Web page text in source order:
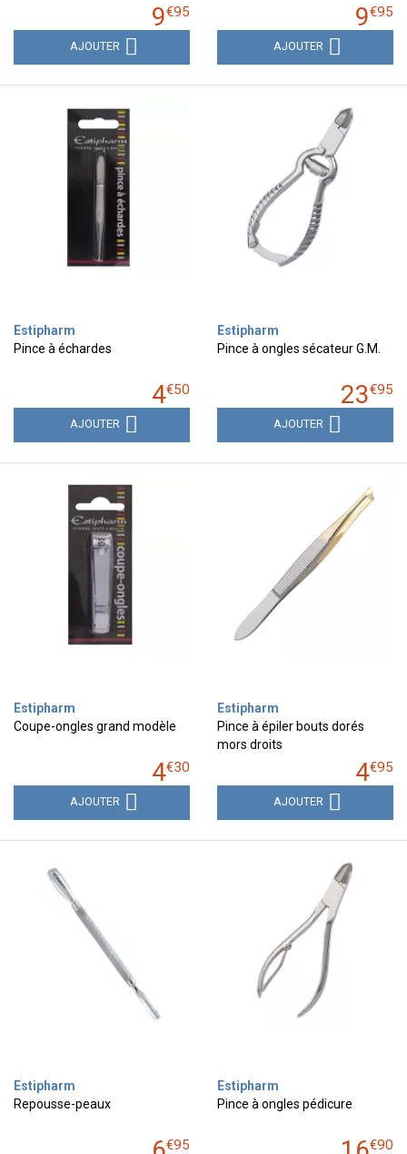
9€95
AJOUTER
9€95
AJOUTER
Estipharm
Pince à échardes
4€50
AJOUTER
Estipharm
Pince à ongles sécateur G.M.
23€95
AJOUTER
Estipharm
Coupe-ongles grand modèle
4€30
AJOUTER
Estipharm
Pince à épiler bouts dorés
mors droits
4€95
AJOUTER
Estipharm
Repousse-peaux
€95
Estipharm
Pince à ongles pédicure
€90